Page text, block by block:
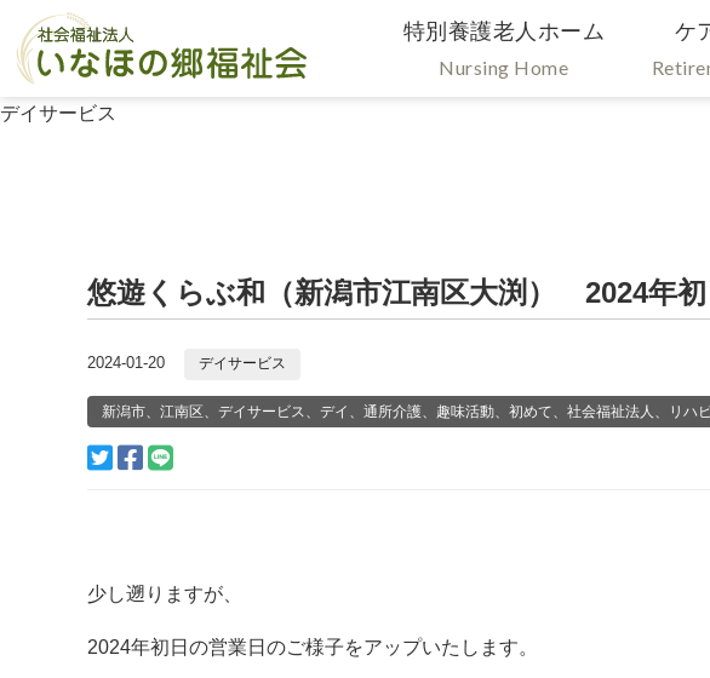
特別養護老人ホーム
Nursing Home
ケ
デイサービス
悠遊くらぶ和（新潟市江南区大渕） 2024年初
2024-01-20 デイサービス
新潟市、江南区、デイサービス、デイ、通所介護、趣味活動、初めて、社会福祉法人、リハ
少し遡りますが、
2024年初日の営業日のご様子をアップいたします。